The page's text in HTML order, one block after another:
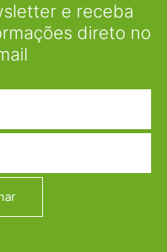
e receba
direto no